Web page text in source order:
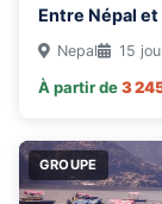
Entre Népal
Nepal 15
À partir de3
GROUPE